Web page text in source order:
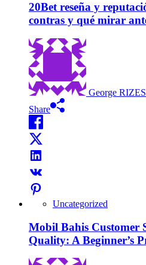
20Bet reseña y
contras y qué mirar
George
Share
Uncategorized
Mobil Bahis Customer
Quality: A Beginner’s